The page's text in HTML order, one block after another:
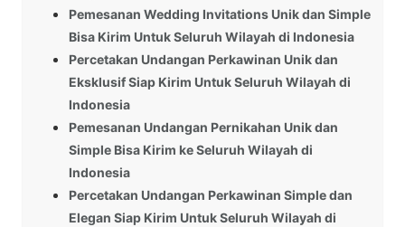
Pemesanan Wedding Invitations Unik dan Simple
Bisa Kirim Untuk Seluruh Wilayah di Indonesia
Percetakan Undangan Perkawinan Unik dan
Eksklusif Siap Kirim Untuk Seluruh Wilayah di
Indonesia
Pemesanan Undangan Pernikahan Unik dan
Simple Bisa Kirim ke Seluruh Wilayah di
Indonesia
Percetakan Undangan Perkawinan Simple dan
Elegan Siap Kirim Untuk Seluruh Wilayah di